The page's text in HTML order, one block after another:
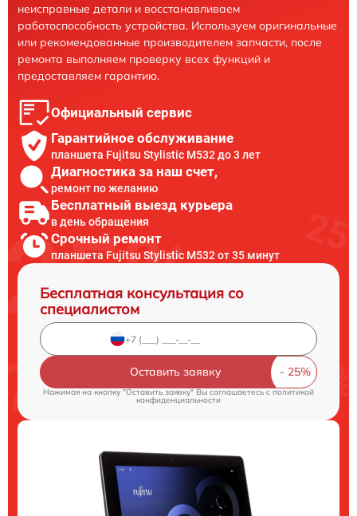
неисправные детали и восстанавливаем
работоспособность устройства. Используем оригинальные
или рекомендованные производителем запчасти, после
ремонта выполняем проверку всех функций и
предоставляем гарантию.
Официальный сервис
Гарантийное обслуживание
планшета Fujitsu Stylistic M532 до 3 лет
Диагностика за наш счет,
ремонт по желанию
Бесплатный выезд курьера
в день обращения
Срочный ремонт
планшета Fujitsu Stylistic M532 от 35 минут
Бесплатная консультация со
специалистом
Оставить заявку
Нажимая на кнопку "Оставить заявку" Вы соглашаетесь cполитикой
конфиденциальности